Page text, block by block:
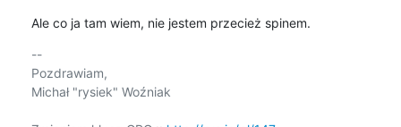
Ale co ja tam wiem, nie jestem przecież spinem.
--
Pozdrawiam,
Michał "rysiek" Woźniak